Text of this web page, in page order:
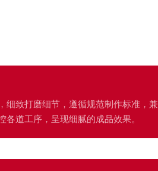
细致打磨细节，遵循规范制作标准，
各道工序，呈现细腻的成品效果。